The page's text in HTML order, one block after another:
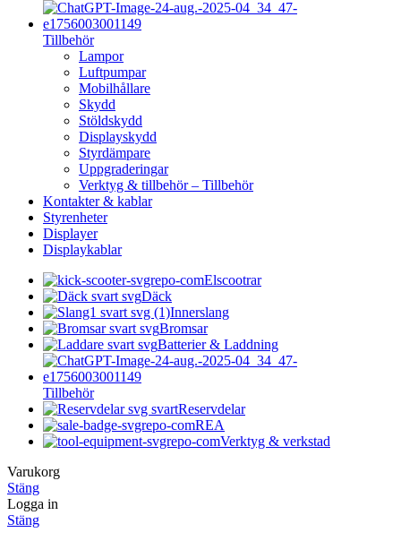
Tillbehör
Lampor
Luftpumpar
Mobilhållare
Skydd
Stöldskydd
Displayskydd
Styrdämpare
Uppgraderingar
Verktyg & tillbehör – Tillbehör
Kontakter & kablar
Styrenheter
Displayer
Displaykablar
Elscootrar
Däck
Innerslang
Bromsar
Batterier & Laddning
Tillbehör
Reservdelar
REA
Verktyg & verkstad
Varukorg
Stäng
Logga in
Stäng